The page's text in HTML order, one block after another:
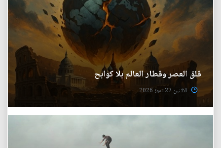
قلق العصر وقطار العالم بلا كوابح
الأثنين 27 تموز 2026